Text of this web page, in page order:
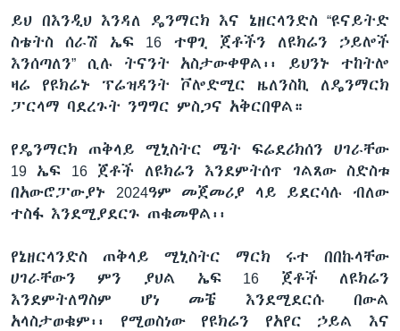
ይህ በእንዲህ እንዳለ ዴንማርክ እና ኔዘርላንድስ “ዩናይትድ
ስቴትስ ሰራሽ ኤፍ 16 ተዋጊ ጀቶችን ለዩክሬን ኃይሎች
እንሰጣለን” ሲሉ ትናንት አስታውቀዋል፡፡ ይህንኑ ተከትሎ
ዛሬ የዩክሬኑ ፕሬዝዳንት ቮሎድሚር ዜለንስኪ ለዴንማርክ
ፓርላማ ባደረጉት ንግግር ምስጋና አቅርበዋል።
የዴንማርክ ጠቅላይ ሚኒስትር ሜት ፍሬደሪክሰን ሀገራቸው
19 ኤፍ 16 ጀቶች ለዩክሬን እንደምትሰጥ ገልጸው ስድስቱ
በአውሮፓውያኑ 2024ዓም መጀመሪያ ላይ ይደርሳሉ ብለው
ተስፋ እንደሚያደርጉ ጠቁመዋል፡፡
የኔዘርላንድስ ጠቅላይ ሚኒስትር ማርክ ሩተ በበኩላቸው
ሀገራቸውን ምን ያህል ኤፍ 16 ጀቶች ለዩክሬን
እንደምትለግስም ሆነ መቼ እንደሚደርሱ በውል
አላስታወቁም፡፡ የሚወስነው የዩክሬን የአየር ኃይል እና